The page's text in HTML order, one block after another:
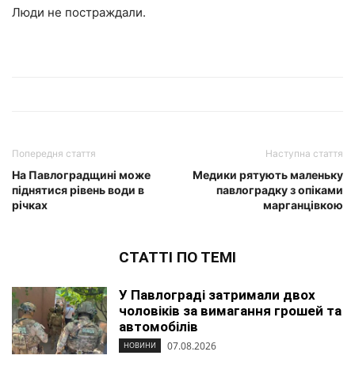
Люди не постраждали.
Попередня стаття
На Павлоградщині може
піднятися рівень води в
річках
Наступна стаття
Медики рятують маленьку
павлоградку з опіками
марганцівкою
СТАТТІ ПО ТЕМІ
У Павлограді затримали двох
чоловіків за вимагання грошей та
автомобілів
НОВИНИ 07.08.2026